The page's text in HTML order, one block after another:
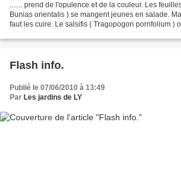
....... prend de l'opulence et de la couleur. Les
Bunias orientalis ) se mangent jeunes en salade.
faut les cuire. Le salsifis ( Tragopogon porrifolium )
Flash info.
Publié le 07/06/2010 à 13:49
Par Les jardins de LY